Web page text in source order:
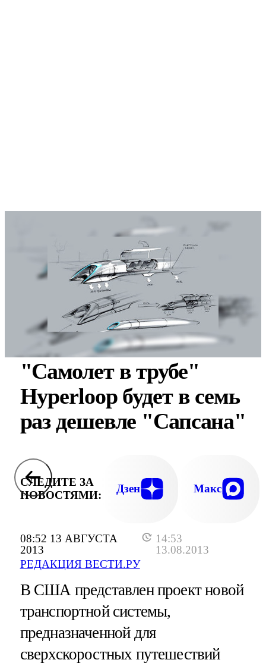
08:52 13 АВГУСТА
2013
14:53
13.08.2013
РЕДАКЦИЯ ВЕСТИ.РУ
"Самолет в трубе"
Hyperloop будет в семь
раз дешевле "Сапсана"
СЛЕДИТЕ ЗА
НОВОСТЯМИ:
Дзен Макс
В США представлен проект новой
транспортной системы,
предназначенной для
сверхскоростных путешествий